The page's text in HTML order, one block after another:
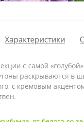
Характеристики
с самой
раскрываются в
с кремовым